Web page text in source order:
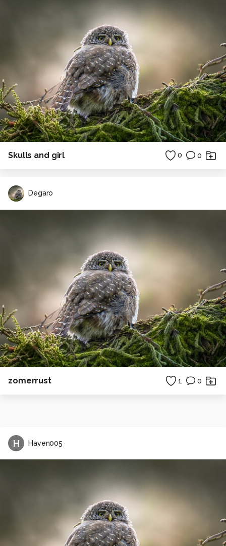
Skulls and girl 0 0
Degaro
zomerrust 1 0
H Haven005